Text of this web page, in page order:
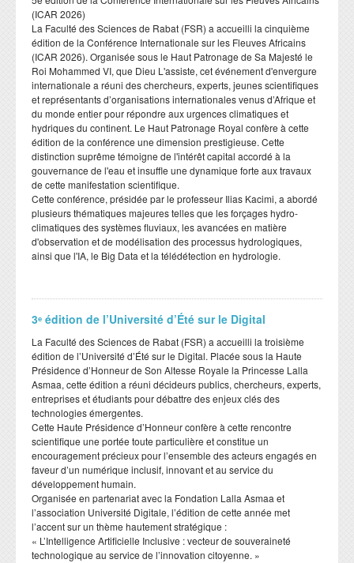
(ICAR 2026)
​La Faculté des Sciences de Rabat (FSR) a accueilli la cinquième
édition de la Conférence Internationale sur les Fleuves Africains
(ICAR 2026). Organisée sous le Haut Patronage de Sa Majesté le
Roi Mohammed VI, que Dieu L'assiste, cet événement d'envergure
internationale a réuni des chercheurs, experts, jeunes scientifiques
et représentants d’organisations internationales venus d’Afrique et
du monde entier pour répondre aux urgences climatiques et
hydriques du continent. Le Haut Patronage Royal confère à cette
édition de la conférence une dimension prestigieuse. Cette
distinction suprême témoigne de l'intérêt capital accordé à la
gouvernance de l'eau et insuffle une dynamique forte aux travaux
de cette manifestation scientifique.
​Cette conférence, présidée par le professeur Ilias Kacimi, a abordé
plusieurs thématiques majeures telles que les forçages hydro-
climatiques des systèmes fluviaux, les avancées en matière
d'observation et de modélisation des processus hydrologiques,
ainsi que l'IA, le Big Data et la télédétection en hydrologie.
3ᵉ édition de l’Université d’Été sur le Digital
​La Faculté des Sciences de Rabat (FSR) a accueilli la troisième
édition de l’Université d’Été sur le Digital. Placée sous la Haute
Présidence d’Honneur de Son Altesse Royale la Princesse Lalla
Asmaa, cette édition a réuni décideurs publics, chercheurs, experts,
entreprises et étudiants pour débattre des enjeux clés des
technologies émergentes.
​Cette Haute Présidence d’Honneur confère à cette rencontre
scientifique une portée toute particulière et constitue un
encouragement précieux pour l’ensemble des acteurs engagés en
faveur d’un numérique inclusif, innovant et au service du
développement humain.
​Organisée en partenariat avec la Fondation Lalla Asmaa et
l’association Université Digitale, l’édition de cette année met
l’accent sur un thème hautement stratégique :
​« L’Intelligence Artificielle Inclusive : vecteur de souveraineté
technologique au service de l’innovation citoyenne. »